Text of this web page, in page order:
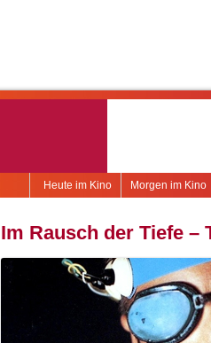
Morgen im Kino
Heute im Kino
Im Rausch der Tiefe –